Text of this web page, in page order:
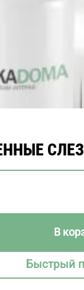
В
Быстрый